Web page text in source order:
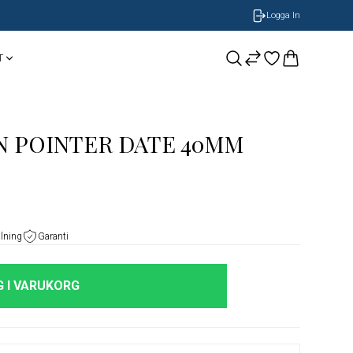
Logga In
GUESS
NOBEL by BILLGREN
POINTER DATE 40MM
Garanti
I VARUKORG